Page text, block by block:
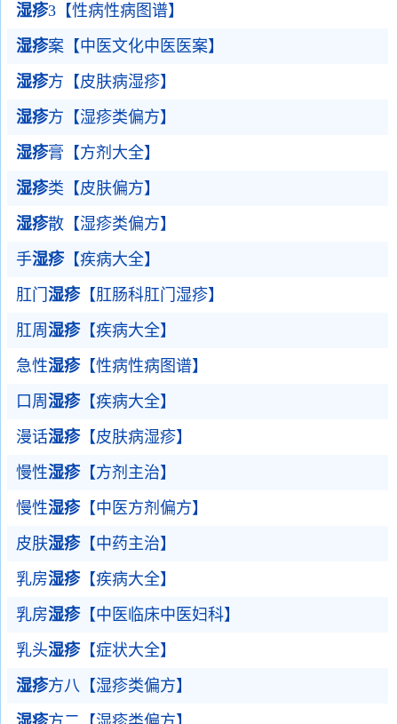
湿疹3【性病性病图谱】
湿疹案【中医文化中医医案】
湿疹方【皮肤病湿疹】
湿疹方【湿疹类偏方】
湿疹膏【方剂大全】
湿疹类【皮肤偏方】
湿疹散【湿疹类偏方】
手湿疹【疾病大全】
肛门 湿疹【肛肠科肛门湿疹】
肛周 湿疹【疾病大全】
急性湿疹【性病性病图谱】
口周 湿疹【疾病大全】
漫话湿疹【皮肤病湿疹】
慢性湿疹【方剂主治】
慢性湿疹【中医方剂偏方】
皮肤湿疹【中药主治】
乳房湿疹【疾病大全】
乳房湿疹【中医临床中医妇科】
乳头湿疹【症状大全】
湿疹方八【湿疹类偏方】